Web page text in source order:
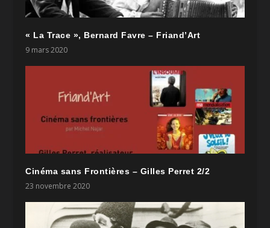
« La Trace », Bernard Favre – Friand’Art
9 mars 2020
Cinéma sans Frontières – Gilles Perret 2/2
23 novembre 2020